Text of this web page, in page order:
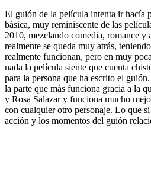
El guión de la película intenta ir hacía
básica, muy reminiscente de las
2010, mezclando comedia, romance y
realmente se queda muy atrás,
realmente funcionan, pero en muy
nada la película siente que cuenta
para la persona que ha escrito el
la parte que más funciona gracia a la
y Rosa Salazar y funciona mucho
con cualquier otro personaje. Lo que
acción y los momentos del guión